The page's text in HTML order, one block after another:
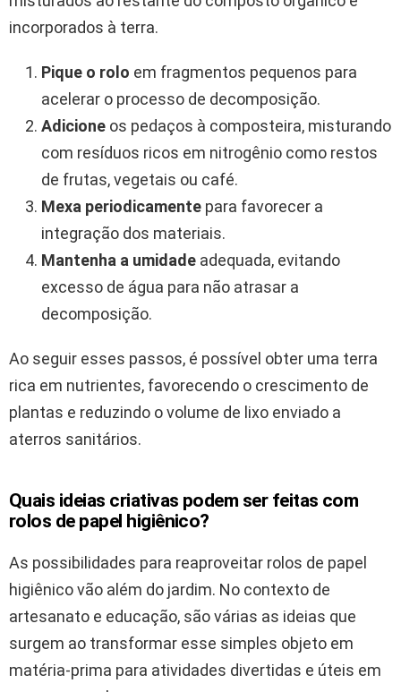
incorporados à terra.
Pique o rolo em fragmentos pequenos para
acelerar o processo de decomposição.
Adicione os pedaços à composteira, misturando
com resíduos ricos em nitrogênio como restos
de frutas, vegetais ou café.
Mexa periodicamente para favorecer a
integração dos materiais.
Mantenha a umidade adequada, evitando
excesso de água para não atrasar a
decomposição.
Ao seguir esses passos, é possível obter uma terra
rica em nutrientes, favorecendo o crescimento de
plantas e reduzindo o volume de lixo enviado a
aterros sanitários.
Quais ideias criativas podem ser feitas com
rolos de papel higiênico?
As possibilidades para reaproveitar rolos de papel
higiênico vão além do jardim. No contexto de
artesanato e educação, são várias as ideias que
surgem ao transformar esse simples objeto em
matéria-prima para atividades divertidas e úteis em